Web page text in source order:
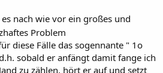
nach wie vor ein großes und
Problem
diese Fälle das sogennante " 1o
sobald er anfängt damit fange ich
zu zählen, hört er auf und setzt